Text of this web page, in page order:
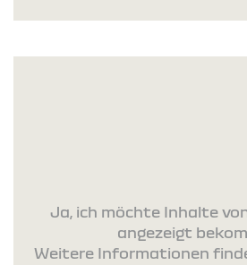
Ja, ich möchte Inhalte
angezeigt
Weitere Informationen